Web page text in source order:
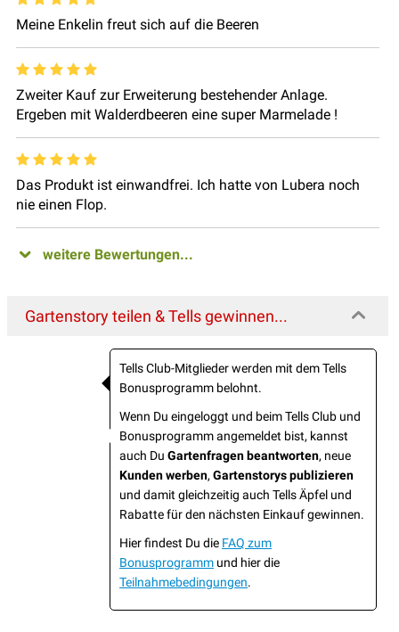
Meine Enkelin freut sich auf die Beeren
Zweiter Kauf zur Erweiterung bestehender Anlage.
Ergeben mit Walderdbeeren eine super Marmelade !
Das Produkt ist einwandfrei. Ich hatte von Lubera noch
nie einen Flop.
weitere Bewertungen...
Gartenstory teilen & Tells gewinnen...
Tells Club-Mitglieder werden mit dem Tells
Bonusprogramm belohnt.
Wenn Du eingeloggt und beim Tells Club und
Bonusprogramm angemeldet bist, kannst
auch Du Gartenfragen beantworten, neue
Kunden werben, Gartenstorys publizieren
und damit gleichzeitig auch Tells Äpfel und
Rabatte für den nächsten Einkauf gewinnen.
Hier findest Du die FAQ zum
Bonusprogramm und hier die
Teilnahmebedingungen.